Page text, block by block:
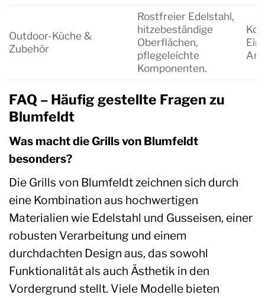
Outdoor-Küche &
Zubehör
Rostfreier Edelstahl,
hitzebeständige
Oberflächen,
pflegeleichte
Komponenten.
FAQ – Häufig gestellte Fragen zu
Blumfeldt
Was macht die Grills von Blumfeldt
besonders?
Die Grills von Blumfeldt zeichnen sich durch
eine Kombination aus hochwertigen
Materialien wie Edelstahl und Gusseisen, einer
robusten Verarbeitung und einem
durchdachten Design aus, das sowohl
Funktionalität als auch Ästhetik in den
Vordergrund stellt. Viele Modelle bieten